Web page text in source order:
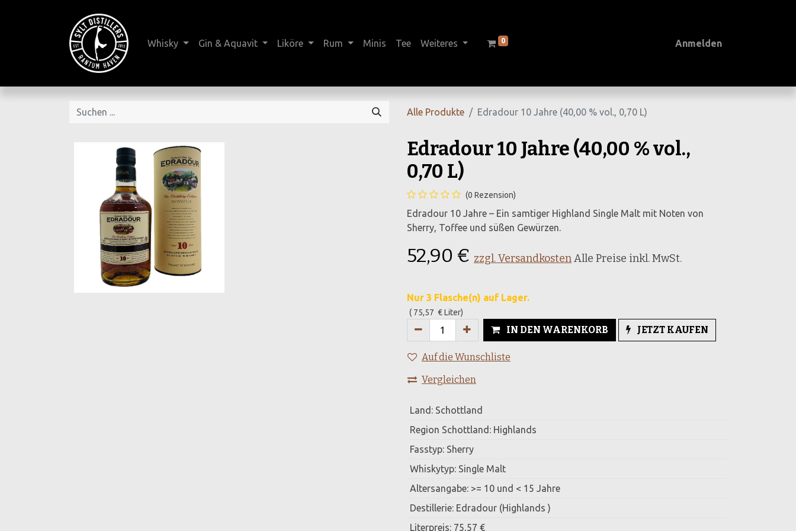
Whisky Gin & Aquavit Liköre Rum Minis Tee Weiteres 0 Anmelden
Alle Produkte Edradour 10 Jahre (40,00 % vol., 0,70 L)
Edradour 10 Jahre (40,00 % vol.,
0,70 L)
(0 Rezension)
Edradour 10 Jahre – Ein samtiger Highland Single Malt mit Noten von
Sherry, Toffee und süßen Gewürzen.
52,90 € zzgl. VersandkostenAlle Preise inkl. MwSt.
Nur 3 Flasche(n) auf Lager.
( 75,57 €Liter)
IN DEN WARENKORB JETZT KAUFEN
Auf die Wunschliste
Vergleichen
Land : Schottland
Region Schottland : Highlands
Fasstyp: Sherry
Whiskytyp: Single Malt
Altersangabe: >= 10 und < 15 Jahre
Destillerie: Edradour (Highlands )
Literpreis: 75,57 €